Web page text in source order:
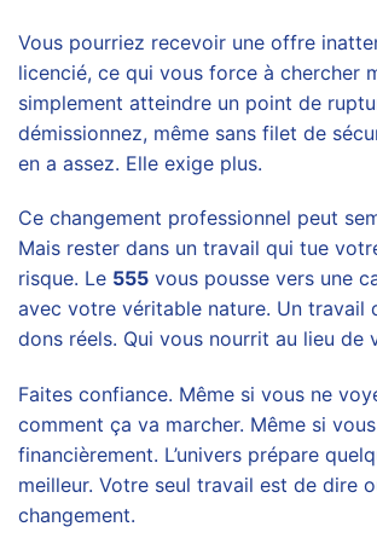
Vous pourriez recevoir une offre
licencié, ce qui vous force à chercher
simplement atteindre un point de
démissionnez, même sans filet de
en a assez. Elle exige plus.
Ce changement professionnel peut
Mais rester dans un travail qui tue
risque. Le 555 vous pousse vers une
avec votre véritable nature. Un travail
dons réels. Qui vous nourrit au lieu de
Faites confiance. Même si vous ne
comment ça va marcher. Même si
financièrement. L’univers prépare
meilleur. Votre seul travail est de dire
changement.